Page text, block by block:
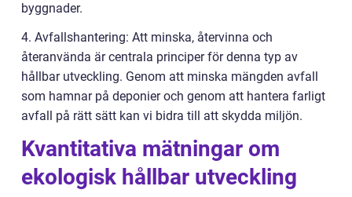
byggnader.
4. Avfallshantering: Att minska, återvinna och
återanvända är centrala principer för denna typ av
hållbar utveckling. Genom att minska mängden avfall
som hamnar på deponier och genom att hantera farligt
avfall på rätt sätt kan vi bidra till att skydda miljön.
Kvantitativa mätningar om
ekologisk hållbar utveckling